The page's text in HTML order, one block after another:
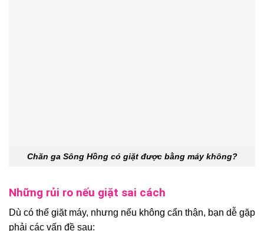
Chăn ga Sông Hồng có giặt được bằng máy không?
Những rủi ro nếu giặt sai cách
Dù có thể giặt máy, nhưng nếu không cẩn thận, bạn dễ gặp
phải các vấn đề sau: